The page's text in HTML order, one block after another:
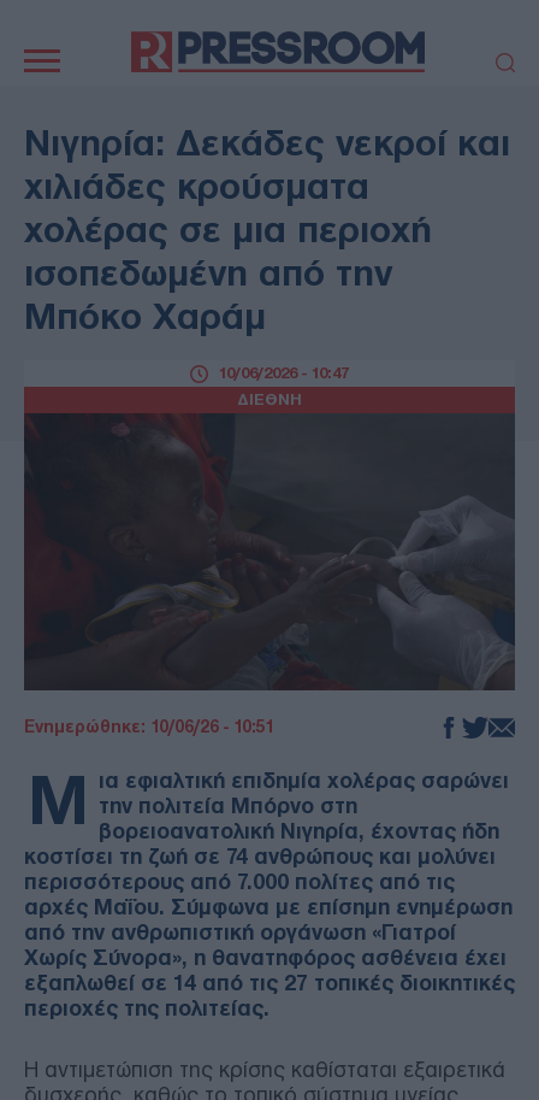
πλοήγηση
ΠΟΛΙΤΙΚΗ
ΟΙΚΟΝΟΜΙΑ
ΕΛΛΑΔΑ
ΕΚΚΛΗΣΙΑ
ΑΜΥΝΑ
ΔΙΕΘΝΗ
ΚΥΠΡΟΣ
MEDIA
LIFESTYLE
SPORTS
ΤΕΧΝΟΛΟΓΙΑ
ΠΑΡΑΞΕΝΑ
ΖΩΔΙΑ
Νιγηρία: Δεκάδες νεκροί και
χιλιάδες κρούσματα
χολέρας σε μια περιοχή
ισοπεδωμένη από την
Μπόκο Χαράμ
ΔΙΕΘΝΗ
10/06/2026 - 10:47
Ενημερώθηκε: 10/06/26 - 10:51
Μ
ια εφιαλτική επιδημία χολέρας σαρώνει
την πολιτεία Μπόρνο στη
βορειοανατολική Νιγηρία, έχοντας ήδη
κοστίσει τη ζωή σε 74 ανθρώπους και μολύνει
περισσότερους από 7.000 πολίτες από τις
αρχές Μαΐου. Σύμφωνα με επίσημη ενημέρωση
από την ανθρωπιστική οργάνωση «Γιατροί
Χωρίς Σύνορα», η θανατηφόρος ασθένεια έχει
εξαπλωθεί σε 14 από τις 27 τοπικές διοικητικές
περιοχές της πολιτείας.
Η αντιμετώπιση της κρίσης καθίσταται εξαιρετικά
δυσχερής, καθώς το τοπικό σύστημα υγείας